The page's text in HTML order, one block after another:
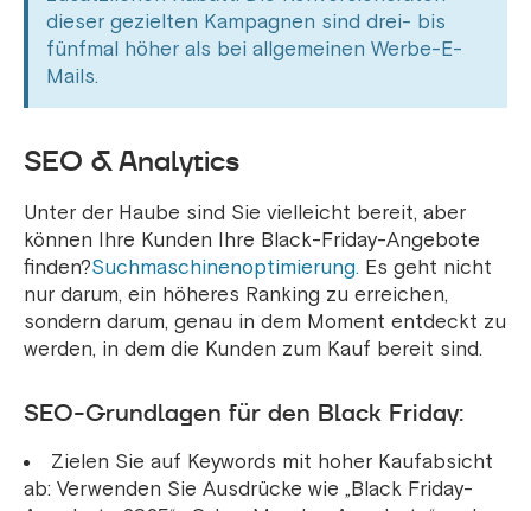
dieser gezielten Kampagnen sind drei- bis
fünfmal höher als bei allgemeinen Werbe-E-
Mails.
SEO & Analytics
Unter der Haube sind Sie vielleicht bereit, aber
können Ihre Kunden Ihre Black-Friday-Angebote
finden?Suchmaschinenoptimierung. Es geht nicht
nur darum, ein höheres Ranking zu erreichen,
sondern darum, genau in dem Moment entdeckt zu
werden, in dem die Kunden zum Kauf bereit sind.
SEO-Grundlagen für den Black Friday:
Zielen Sie auf Keywords mit hoher Kaufabsicht
ab: Verwenden Sie Ausdrücke wie „Black Friday-